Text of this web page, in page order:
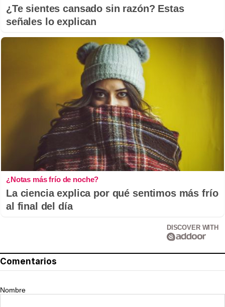
¿Te sientes cansado sin razón? Estas
señales lo explican
¿Notas más frío de noche?
La ciencia explica por qué sentimos más frío
al final del día
DISCOVER WITH
Comentarios
Nombre